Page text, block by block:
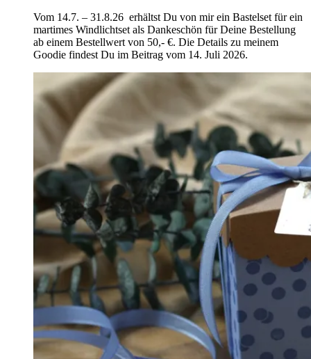
Vom 14.7. – 31.8.26 erhältst Du von mir ein Bastelset für ein
martimes Windlichtset als Dankeschön für Deine Bestellung
ab einem Bestellwert von 50,- €. Die Details zu meinem
Goodie findest Du im Beitrag vom 14. Juli 2026.